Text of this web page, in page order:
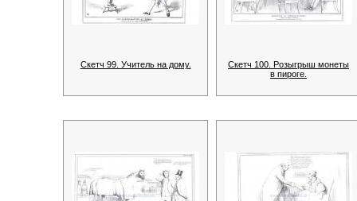
Скетч 99. Учитель на дому.
Скетч 100. Розыгрыш монеты
в пироге.